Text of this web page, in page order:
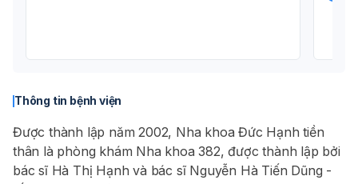
Thông tin bệnh viện
Được thành lập năm 2002, Nha khoa Đức Hạnh tiền
thân là phòng khám Nha khoa 382, được thành lập bởi
bác sĩ Hà Thị Hạnh và bác sĩ Nguyễn Hà Tiến Dũng -